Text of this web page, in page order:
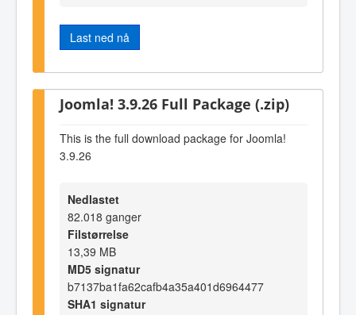
Last ned nå
Joomla! 3.9.26 Full Package (.zip)
This is the full download package for Joomla!
3.9.26
Nedlastet
82.018 ganger
Filstørrelse
13,39 MB
MD5 signatur
b7137ba1fa62cafb4a35a401d6964477
SHA1 signatur